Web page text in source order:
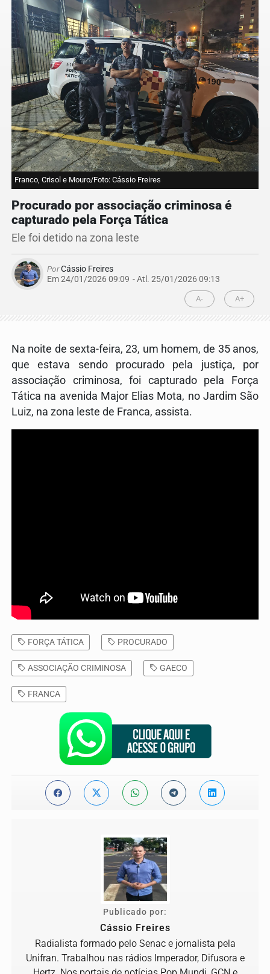
Franco, Crisol e Mouro/Foto: Cássio Freires
Procurado por associação criminosa é
capturado pela Força Tática
Ele foi detido na zona leste
PorCássio Freires
Em 24/01/2026 09:09 - Atl. 25/01/2026 09:13
A- A+
Na noite de sexta-feira, 23, um homem, de 35 anos,
que estava sendo procurado pela justiça, por
associação criminosa, foi capturado pela Força
Tática na avenida Major Elias Mota, no Jardim São
Luiz, na zona leste de Franca, assista.
FORÇA TÁTICA PROCURADO
ASSOCIAÇÃO CRIMINOSA GAECO
FRANCA
Publicado por:
Cássio Freires
Radialista formado pelo Senac e jornalista pela
Unifran. Trabalhou nas rádios Imperador, Difusora e